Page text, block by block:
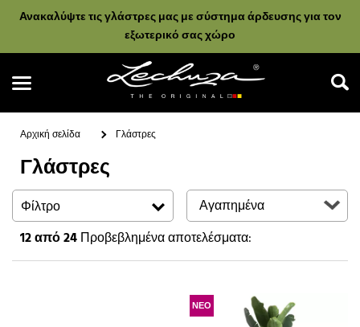
Ανακαλύψτε τις γλάστρες μας με σύστημα άρδευσης για τον
εξωτερικό σας χώρο
Αναζήτηση
Αρχική σελίδα Γλάστρες
Γλάστρες
Φίλτρο
12από 24Προβεβλημένα αποτελέσματα:
ΝΕΟ